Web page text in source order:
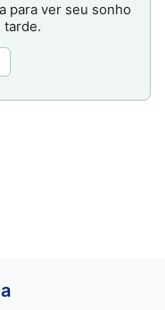
para ver seu sonho
tarde.